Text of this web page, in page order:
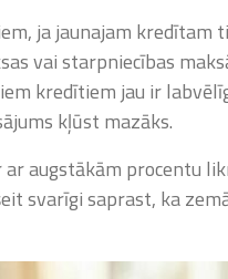
ja jaunajam kredītam
vai starpniecības
kredītiem jau ir
kļūst mazāks.
augstākām procentu
svarīgi saprast, ka